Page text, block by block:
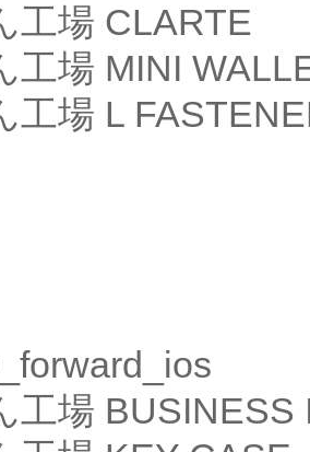
工場 CLARTE
工場 MINI
工場 L
工場 BUSINESS